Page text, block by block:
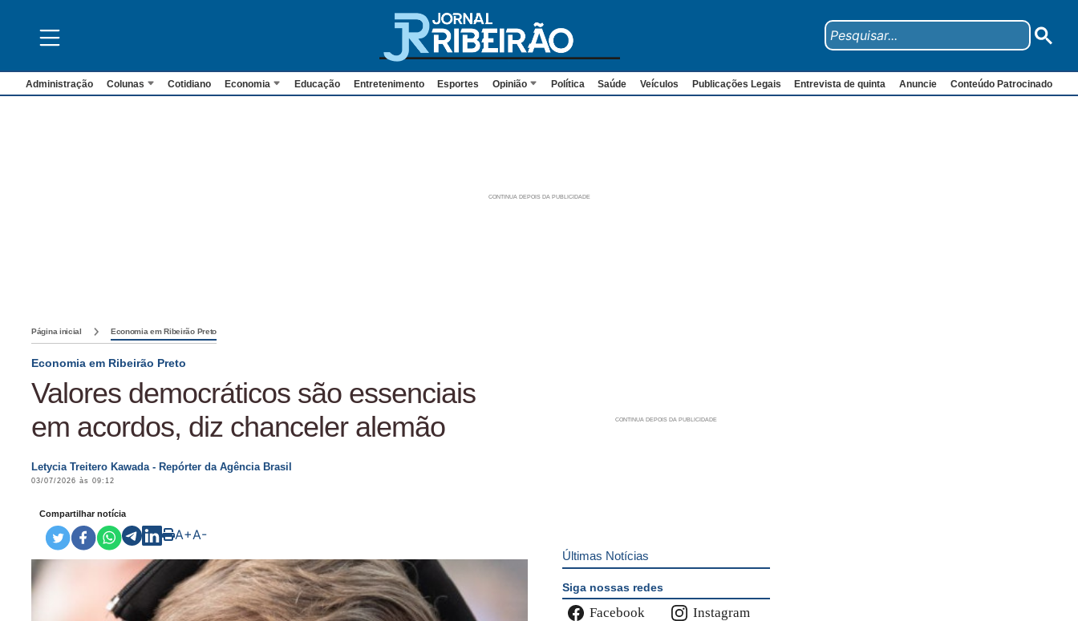
Administração Colunas Cotidiano Economia Educação Entretenimento Esportes Opinião Política Saúde Veículos Publicações Legais Entrevista de quinta Anuncie Conteúdo Patrocinado
Página inicial Economia em Ribeirão Preto
Economia em Ribeirão Preto
Valores democráticos são essenciais
em acordos, diz chanceler alemão
Letycia Treitero Kawada - Repórter da Agência Brasil
03/07/2026 às 09:12
Compartilhar notícia
A+A-
Últimas Notícias
Siga nossas redes
Facebook Instagram